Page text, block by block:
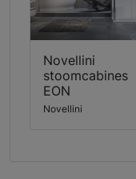
Novellini
stoomcabines
EON
Novellini